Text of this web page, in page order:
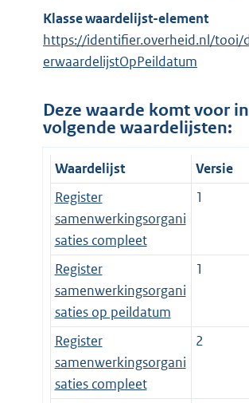
Klasse waardelijst-element
https://identifier.overheid.nl/tooi/
erwaardelijstOpPeildatum
Deze waarde komt voor
volgende waardelijsten:
Waardelijst Versie
Register
samenwerkingsorgani
saties compleet
1
Register
samenwerkingsorgani
saties op peildatum
1
Register
samenwerkingsorgani
saties compleet
2